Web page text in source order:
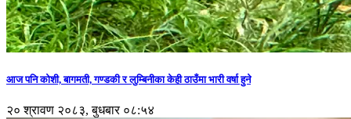
आज पनि कोशी, बागमती, गण्डकी र लुम्बिनीका केही ठाउँमा भारी वर्षा हुने
२० श्रावण २०८३, बुधबार ०८:५४